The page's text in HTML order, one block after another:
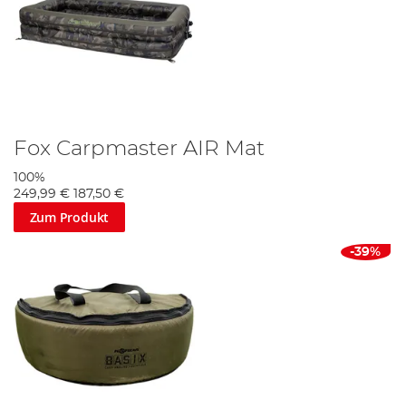
Fox Carpmaster AIR Mat
100%
249,99 € 187,50 €
Zum Produkt
-39%